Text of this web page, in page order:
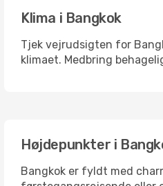
Klima i Bangkok
Tjek vejrudsigten for
klimaet. Medbring
Højdepunkter i
Bangkok er fyldt med